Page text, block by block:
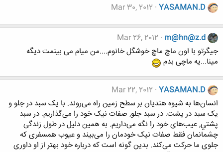
YASAMAN.D
Mar 30, 2012
m@hn@z.d
Mar 26, 2012
جیگرتو با اون ماچ ماچ خوشگل خانوم....من میام می بینمت دیگه
مینا...یه ماچی بدم
YASAMAN.D
Mar 22, 2012
انسان‌ها به شيوه هنديان بر سطح زمين راه مى‌روند. با يک سبد در جلو و
يک سبد در پشت. در سبد جلو, صفات نيک خود را مى‌گذاريم. در سبد
پشتي, عيب‌هاى خود را نگه مى‌داريم. به همين دليل در طول زندگى
چشمانمان فقط صفات نيک خودمان را مى‌بيند و عيوب همسفرى که
جلوى ما حرکت مى‌کند. بدين گونه است که درباره خود بهتر از او داورى